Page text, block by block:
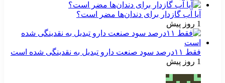
آیا آب گازدار برای دندان‌ها مضر است؟
1 روز پیش
فقط ۱۱‌درصد سود صنعت دارو تبدیل به نقدینگی شده است
1 روز پیش